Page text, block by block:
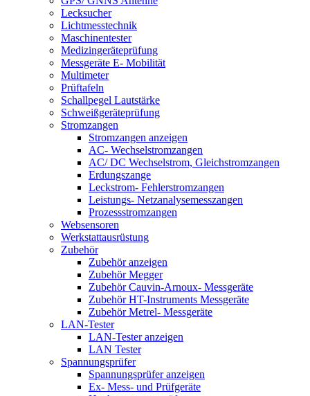
Lecksucher
Lichtmesstechnik
Maschinentester
Medizingeräteprüfung
Messgeräte E- Mobilität
Multimeter
Prüftafeln
Schallpegel Lautstärke
Schweißgeräteprüfung
Stromzangen
Stromzangen anzeigen
AC- Wechselstromzangen
AC/ DC Wechselstrom, Gleichstromzangen
Erdungszange
Leckstrom- Fehlerstromzangen
Leistungs- Netzanalysemesszangen
Prozessstromzangen
Websensoren
Werkstattausrüstung
Zubehör
Zubehör anzeigen
Zubehör Megger
Zubehör Cauvin-Arnoux- Messgeräte
Zubehör HT-Instruments Messgeräte
Zubehör Metrel- Messgeräte
LAN-Tester
LAN-Tester anzeigen
LAN Tester
Spannungsprüfer
Spannungsprüfer anzeigen
Ex- Mess- und Prüfgeräte